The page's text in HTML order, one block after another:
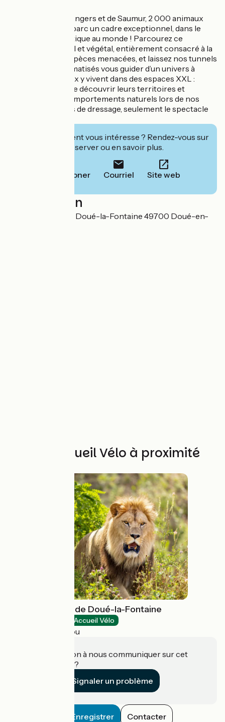
En Anjou, près d'Angers et de Saumur, 2 000 animaux
ont trouvé au Bioparc un cadre exceptionnel, dans le
seul zoo troglodytique au monde ! Parcourez ce
labyrinthe minéral et végétal, entièrement consacré à la
protection des espèces menacées, et laissez nos tunnels
naturellement climatisés vous guider d’un univers à
l’autre. Les animaux y vivent dans des espaces XXL :
prenez le temps de découvrir leurs territoires et
observez leurs comportements naturels lors de nos
animations, ici pas de dressage, seulement le spectacle
Cet établissement vous intéresse ? Rendez-vous sur
leur site pour réserver ou en savoir plus.
Téléphoner Courriel Site web
Localisation
103, rue de Cholet Doué-la-Fontaine 49700 Doué-en-
Autres Accueil Vélo à proximité
BIOPARC - Zoo de Doué-la-Fontaine
Accueil Vélo
Doué-en-Anjou
Une information à nous communiquer sur cet
établissement ?
Signaler un problème
Enregistrer Contacter